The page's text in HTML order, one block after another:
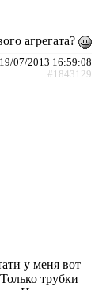
агрегата?
19/07/2013 16:59:08
#1843129
у меня вот
трубки